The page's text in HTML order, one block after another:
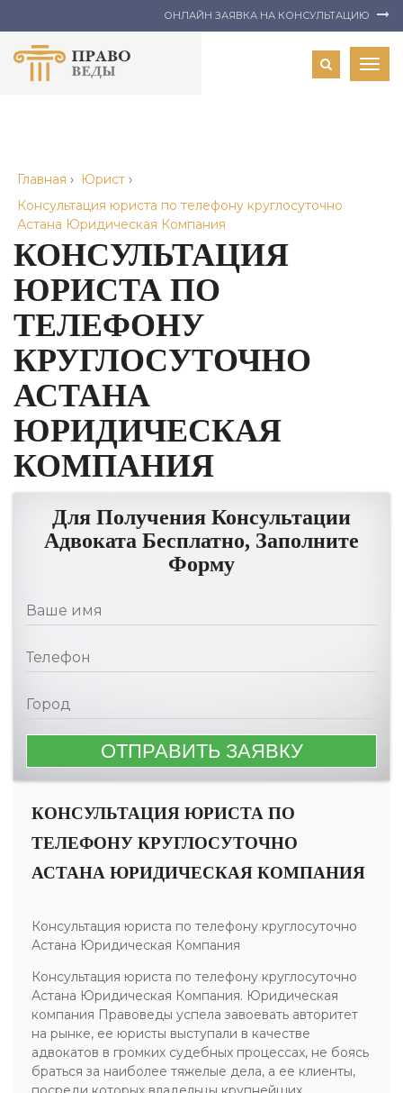
ОНЛАЙН ЗАЯВКА НА КОНСУЛЬТАЦИЮ
Главная › Юрист ›
Консультация юриста по телефону круглосуточно
Астана Юридическая Компания
КОНСУЛЬТАЦИЯ
ЮРИСТА ПО
ТЕЛЕФОНУ
КРУГЛОСУТОЧНО
АСТАНА
ЮРИДИЧЕСКАЯ
КОМПАНИЯ
Для Получения Консультации
Адвоката Бесплатно, Заполните
Форму
КОНСУЛЬТАЦИЯ ЮРИСТА ПО
ТЕЛЕФОНУ КРУГЛОСУТОЧНО
АСТАНА ЮРИДИЧЕСКАЯ КОМПАНИЯ
Консультация юриста по телефону круглосуточно
Астана Юридическая Компания
Консультация юриста по телефону круглосуточно
Астана Юридическая Компания. Юридическая
компания Правоведы успела завоевать авторитет
на рынке, ее юристы выступали в качестве
адвокатов в громких судебных процессах, не боясь
браться за наиболее тяжелые дела, а ее клиенты,